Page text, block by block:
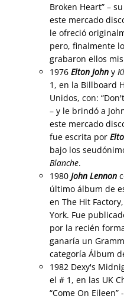
Broken Heart” –
este mercado
le ofreció
pero, finalmente
grabaron ellos
1976 Elton Johny
1, en la Billboard
Unidos, con:
– y le brindó a
este mercado
fue escrita por
bajo los
Blanche.
1980 John Lennon
último álbum de
en The Hit
York. Fue
por la recién
ganaría un
categoría Álbum
1982 Dexy's
el # 1, en las UK
“Come On